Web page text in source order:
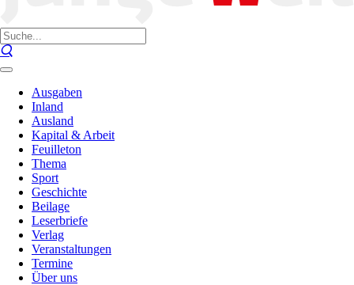
Ausgaben
Inland
Ausland
Kapital & Arbeit
Feuilleton
Thema
Sport
Geschichte
Beilage
Leserbriefe
Verlag
Veranstaltungen
Termine
Über uns